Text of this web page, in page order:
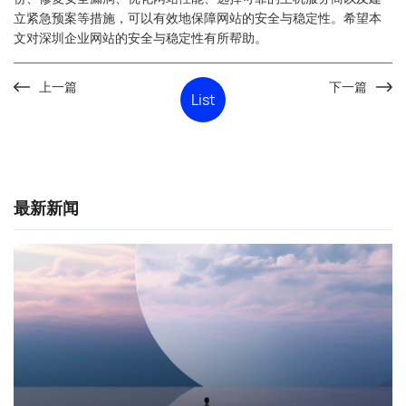
立紧急预案等措施，可以有效地保障网站的安全与稳定性。希望本
文对深圳企业网站的安全与稳定性有所帮助。
上一篇
List
下一篇
最新新闻